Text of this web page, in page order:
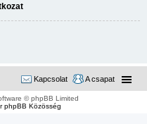
A csapat
Kapcsolat
© phpBB Limited
phpBB Közösség